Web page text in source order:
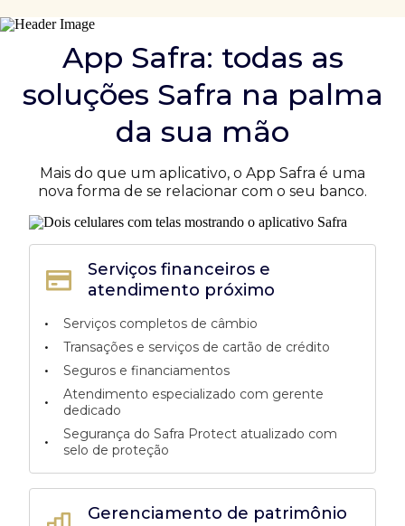
App Safra: todas as
soluções Safra na palma
da sua mão
Mais do que um aplicativo, o App Safra é uma
nova forma de se relacionar com o seu banco.
Gerenciamento de patrimônio
Serviços financeiros e
atendimento próximo
•
Serviços completos de câmbio
• Transações e serviços de cartão de crédito
• Seguros e financiamentos
•
Atendimento especializado com gerente
dedicado
•
Segurança do Safra Protect atualizado com
selo de proteção